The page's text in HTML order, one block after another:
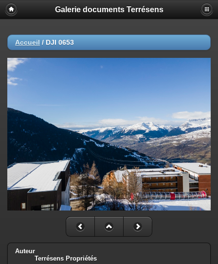
Galerie documents Terrésens
Accueil / DJI 0653
Auteur
Terrésens Propriétés